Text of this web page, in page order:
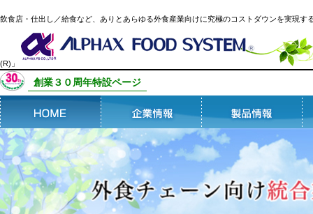
飲食店・仕出し／給食など、ありとあらゆる外食産業向けに究極のコストダウンを実現す
(R)」